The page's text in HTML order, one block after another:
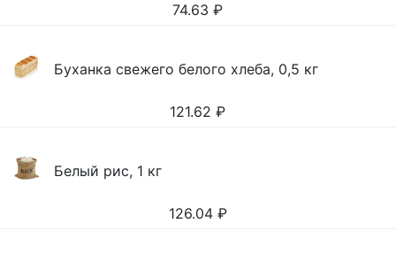
74.63 ₽
Буханка свежего белого хлеба, 0,5 кг
121.62 ₽
Белый рис, 1 кг
126.04 ₽